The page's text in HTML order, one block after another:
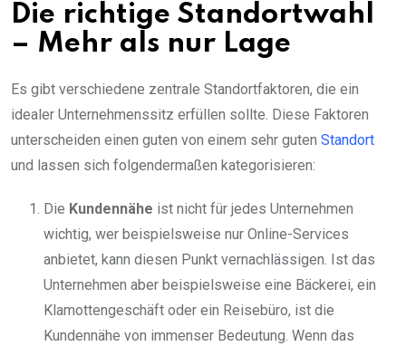
Die richtige Standortwahl
– Mehr als nur Lage
Es gibt verschiedene zentrale Standortfaktoren, die ein
idealer Unternehmenssitz erfüllen sollte. Diese Faktoren
unterscheiden einen guten von einem sehr guten Standort
und lassen sich folgendermaßen kategorisieren:
Die Kundennähe ist nicht für jedes Unternehmen
wichtig, wer beispielsweise nur Online-Services
anbietet, kann diesen Punkt vernachlässigen. Ist das
Unternehmen aber beispielsweise eine Bäckerei, ein
Klamottengeschäft oder ein Reisebüro, ist die
Kundennähe von immenser Bedeutung. Wenn das